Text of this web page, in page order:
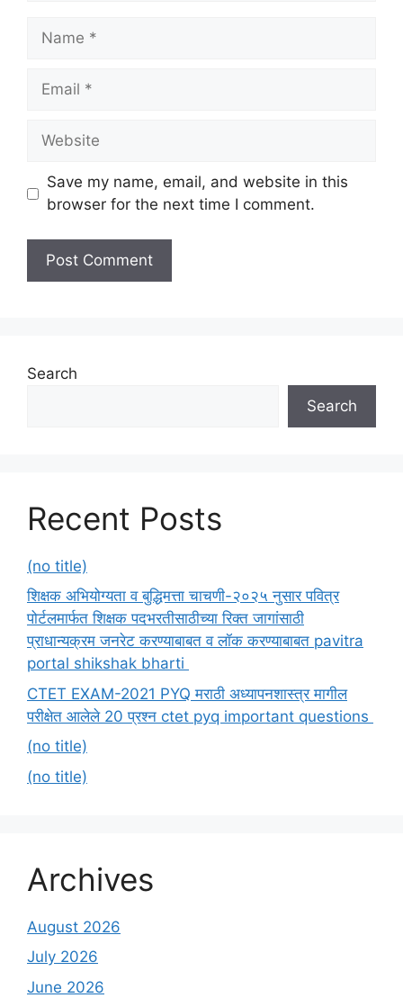
Name
Email
Website
Save my name, email, and website in this
browser for the next time I comment.
Search
Search
Recent Posts
(no title)
शिक्षक अभियोग्यता व बुद्धिमत्ता चाचणी-२०२५ नुसार पवित्र
पोर्टलमार्फत शिक्षक पदभरतीसाठीच्या रिक्त जागांसाठी
प्राधान्यक्रम जनरेट करण्याबाबत व लॉक करण्याबाबत pavitra
portal shikshak bharti
CTET EXAM-2021 PYQ मराठी अध्यापनशास्त्र मागील
परीक्षेत आलेले 20 प्रश्न ctet pyq important questions
(no title)
(no title)
Archives
August 2026
July 2026
June 2026